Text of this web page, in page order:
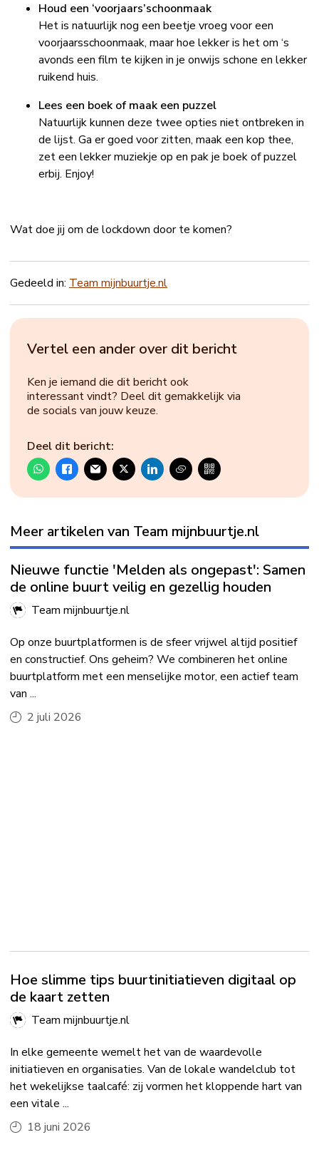
Houd een ‘voorjaars’schoonmaak
Het is natuurlijk nog een beetje vroeg voor een
voorjaarsschoonmaak, maar hoe lekker is het om ‘s
avonds een film te kijken in je onwijs schone en lekker
ruikend huis.
Lees een boek of maak een puzzel
Natuurlijk kunnen deze twee opties niet ontbreken in
de lijst. Ga er goed voor zitten, maak een kop thee,
zet een lekker muziekje op en pak je boek of puzzel
erbij. Enjoy!
Wat doe jij om de lockdown door te komen?
Gedeeld in: Team mijnbuurtje.nl
Vertel een ander over dit bericht
Ken je iemand die dit bericht ook
interessant vindt? Deel dit gemakkelijk via
de socials van jouw keuze.
Deel dit bericht:
Meer artikelen van Team mijnbuurtje.nl
Nieuwe functie 'Melden als ongepast': Samen
de online buurt veilig en gezellig houden
Team mijnbuurtje.nl
Op onze buurtplatformen is de sfeer vrijwel altijd positief
en constructief. Ons geheim? We combineren het online
buurtplatform met een menselijke motor, een actief team
van ...
2 juli 2026
Hoe slimme tips buurtinitiatieven digitaal op
de kaart zetten
Team mijnbuurtje.nl
In elke gemeente wemelt het van de waardevolle
initiatieven en organisaties. Van de lokale wandelclub tot
het wekelijkse taalcafé: zij vormen het kloppende hart van
een vitale ...
18 juni 2026